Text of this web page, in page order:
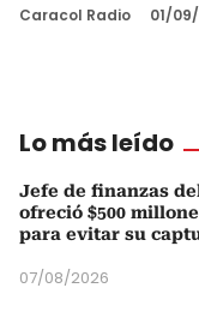
Caracol Radio 01/
Lo más leído
Jefe de finanzas
ofreció $500
para evitar su
07/08/2026